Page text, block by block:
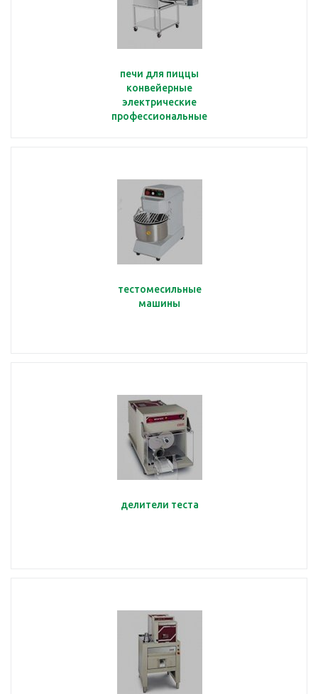
печи для пиццы
конвейерные
электрические
профессиональные
тестомесильные
машины
делители теста